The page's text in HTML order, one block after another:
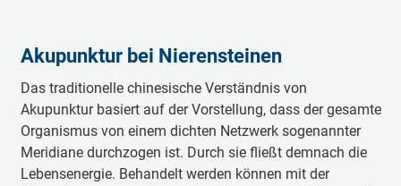
Akupunktur bei Nierensteinen
Das traditionelle chinesische Verständnis von
Akupunktur basiert auf der Vorstellung, dass der gesamte
Organismus von einem dichten Netzwerk sogenannter
Meridiane durchzogen ist. Durch sie fließt demnach die
Lebensenergie. Behandelt werden können mit der